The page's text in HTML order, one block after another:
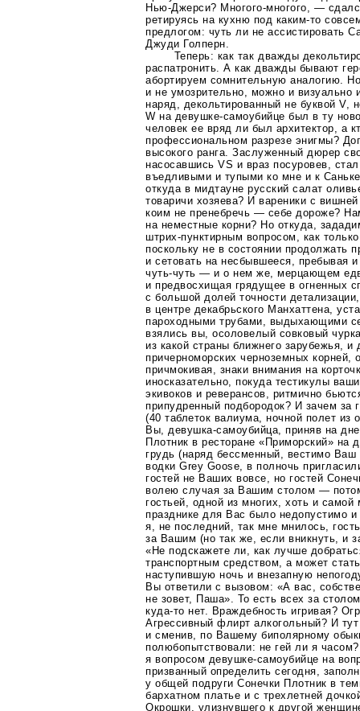
Нью-Джерси? Многого-многого, —
ретируясь на кухню под каким-то
предлогом: чуть ли не ассистировать
Джуди Голперн.
Теперь: как так дважды
распатронить. А как дважды бывают
абортируем сомнительную аналогию.
и не умозрительно, можно и визуально
наряд, декольтированный не буквой V,
W на девушке-самоубийце был в ту
человек ее вряд ли был архитектор, а
профессиональном разрезе энигмы?
высокого ранга. Заслуженный дюрер
насосавшись VS и враз посуровев,
въедливыми и тупыми ко мне и к
откуда в мидтауне русский салат
товаричи хозяева? И вареники с
коим не пренебречь — себе дороже?
на неместные корни? Но откуда,
штрих-пунктирным вопросом, как
поскольку не в состоянии продолжать
и сетовать на несбывшееся, пребывая
чуть-чуть — и о нем же, мерцающем
и предвосхищая грядущее в огненных
с большой долей точности
в центре декабрьского Манхаттена,
пароходными трубами, выдыхающими
взялись вы, осоловелый совковый
из какой страны ближнего зарубежья,
причерноморских черноземных
причмокивая, знаки внимания на
иносказательно, покуда тестикулы
экивоков и реверансов, ритмично
припудренный подбородок? И зачем за
(40 таблеток валиума, ночной полет из
Вы,девушка-самоубийца, приняв на
Плотник в ресторане «Приморский» на
грудь (наряд бессменный, вестимо
водки Grey Goose, в полночь
гостей не Ваших вовсе, но гостей
волею случая за Вашим столом —
гостьей, одной из многих, хоть и
празднике для Вас было недопустимо и
я, не последний, так мне мнилось,
за Вашим (но так же, если вникнуть, и
«Не подскажете ли, как лучше
транспортным средством, а может
наступившую ночь и внезапную
Вы ответили с вызовом: «А вас,
не зовет, Паша». То есть всех за
куда-то нет. Враждебность игривая?
Агрессивный флирт алкогольный? И
и сменив, по Вашему биполярному
полюбопытствовали: не гей ли я
я вопросом девушке-самоубийце на
призванный определить сегодня,
у общей подруги Сонечки Плотник в
бархатном платье и с трехлетней
Окрошки, улизнувшего к другой